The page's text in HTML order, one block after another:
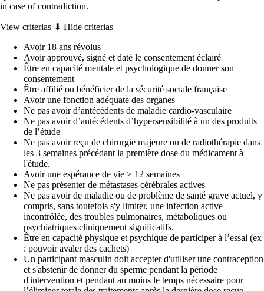
in case of contradiction.
View criterias ⬇ Hide criterias
Avoir 18 ans révolus
Avoir approuvé, signé et daté le consentement éclairé
Être en capacité mentale et psychologique de donner son
consentement
Être affilié ou bénéficier de la sécurité sociale française
Avoir une fonction adéquate des organes
Ne pas avoir d’antécédents de maladie cardio-vasculaire
Ne pas avoir d’antécédents d’hypersensibilité à un des produits
de l’étude
Ne pas avoir reçu de chirurgie majeure ou de radiothérapie dans
les 3 semaines précédant la première dose du médicament à
l'étude.
Avoir une espérance de vie ≥ 12 semaines
Ne pas présenter de métastases cérébrales actives
Ne pas avoir de maladie ou de problème de santé grave actuel, y
compris, sans toutefois s'y limiter, une infection active
incontrôlée, des troubles pulmonaires, métaboliques ou
psychiatriques cliniquement significatifs.
Être en capacité physique et psychique de participer à l’essai (ex
: pouvoir avaler des cachets)
Un participant masculin doit accepter d'utiliser une contraception
et s'abstenir de donner du sperme pendant la période
d'intervention et pendant au moins le temps nécessaire pour